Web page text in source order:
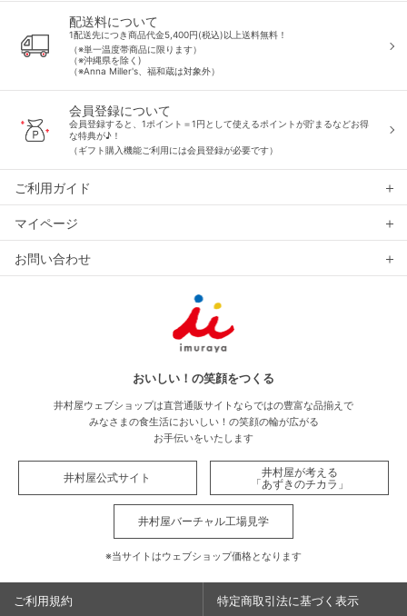
配送料について
1配送先につき商品代金5,400円(税込)以上送料無料！
（※単一温度帯商品に限ります）
（※沖縄県を除く)
（※Anna Miller's、福和蔵は対象外）
会員登録について
会員登録すると、1ポイント＝1円として使えるポイントが貯まるなどお得
な特典が♪！
（ギフト購入機能ご利用には会員登録が必要です）
ご利用ガイド
マイページ
お問い合わせ
おいしい！の笑顔をつくる
井村屋ウェブショップは直営通販サイトならではの豊富な品揃えで
みなさまの食生活においしい！の笑顔の輪が広がる
お手伝いをいたします
井村屋公式サイト
井村屋が考える
「あずきのチカラ」
井村屋バーチャル工場見学
※当サイトはウェブショップ価格となります
ご利用規約 特定商取引法に基づく表示